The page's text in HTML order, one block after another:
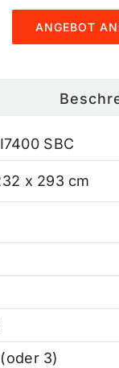
ANGEBOT
SBC
x 293 cm
3)